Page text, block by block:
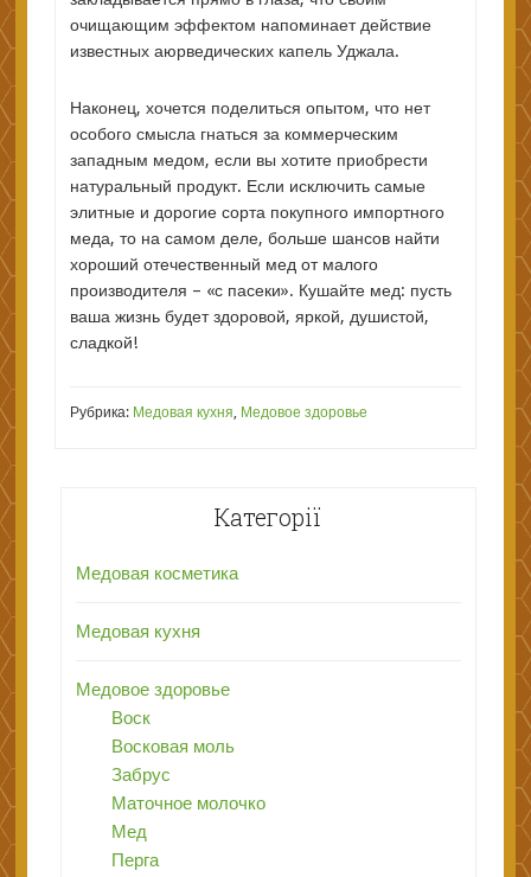
очищающим эффектом напоминает действие
известных аюрведических капель Уджала.
Наконец, хочется поделиться опытом, что нет
особого смысла гнаться за коммерческим
западным медом, если вы хотите приобрести
натуральный продукт. Если исключить самые
элитные и дорогие сорта покупного импортного
меда, то на самом деле, больше шансов найти
хороший отечественный мед от малого
производителя – «с пасеки». Кушайте мед: пусть
ваша жизнь будет здоровой, яркой, душистой,
сладкой!
Рубрика: Медовая кухня, Медовое здоровье
Категорії
Медовая косметика
Медовая кухня
Медовое здоровье
Воск
Восковая моль
Забрус
Маточное молочко
Мед
Перга